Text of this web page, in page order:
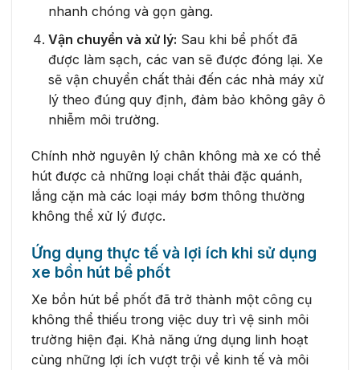
nhanh chóng và gọn gàng.
Vận chuyển và xử lý: Sau khi bể phốt đã
được làm sạch, các van sẽ được đóng lại. Xe
sẽ vận chuyển chất thải đến các nhà máy xử
lý theo đúng quy định, đảm bảo không gây ô
nhiễm môi trường.
Chính nhờ nguyên lý chân không mà xe có thể
hút được cả những loại chất thải đặc quánh,
lắng cặn mà các loại máy bơm thông thường
không thể xử lý được.
Ứng dụng thực tế và lợi ích khi sử dụng
xe bồn hút bể phốt
Xe bồn hút bể phốt đã trở thành một công cụ
không thể thiếu trong việc duy trì vệ sinh môi
trường hiện đại. Khả năng ứng dụng linh hoạt
cùng những lợi ích vượt trội về kinh tế và môi